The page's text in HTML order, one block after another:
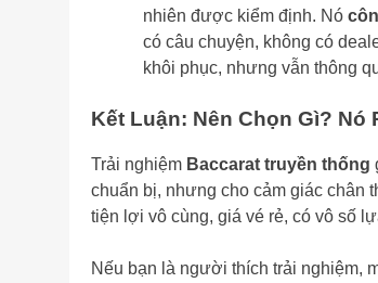
nhiên được kiểm định. Nó
có câu chuyện, không có
khôi phục, nhưng vẫn thông
Kết Luận: Nên Chọn Gì? Nó
Trải nghiệm Baccarat truyền thống
chuẩn bị, nhưng cho cảm giác chân
tiện lợi vô cùng, giá vé rẻ, có vô số
Nếu bạn là người thích trải nghiệm,